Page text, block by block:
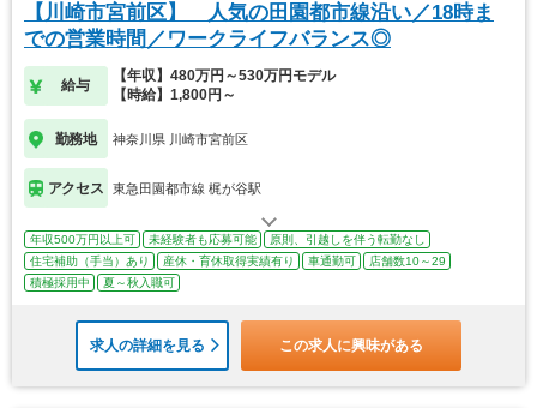
【川崎市宮前区】 人気の田園都市線沿い／18時ま
での営業時間／ワークライフバランス◎
給与
【年収】480万円～530万円モデル
【時給】1,800円～
勤務地 神奈川県 川崎市宮前区
アクセス 東急田園都市線 梶が谷駅
年収500万円以上可 未経験者も応募可能
原則、引越しを伴う転勤なし
住宅補助（手当）あり
産休・育休取得実績有り 車通勤可
店舗数10～29
積極採用中
夏～秋入職可
求人の詳細を見る この求人に興味がある